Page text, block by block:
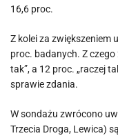
16,6 proc.
Z kolei za zwiększeniem
proc. badanych. Z
tak”, a 12 proc. „raczej
sprawie zdania.
W sondażu zwrócono
Trzecia Droga, Lewica)